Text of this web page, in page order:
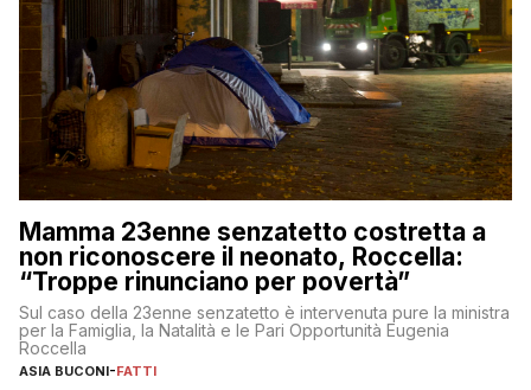
Mamma 23enne senzatetto costretta a
non riconoscere il neonato, Roccella:
“Troppe rinunciano per povertà”
Sul caso della 23enne senzatetto è intervenuta pure la ministra
per la Famiglia, la Natalità e le Pari Opportunità Eugenia
Roccella
ASIA BUCONI-FATTI